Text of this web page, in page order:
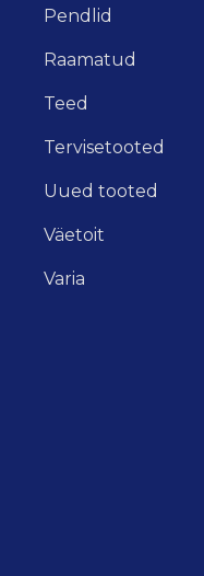
Pendlid
Raamatud
Teed
Tervisetooted
Uued tooted
Väetoit
Varia